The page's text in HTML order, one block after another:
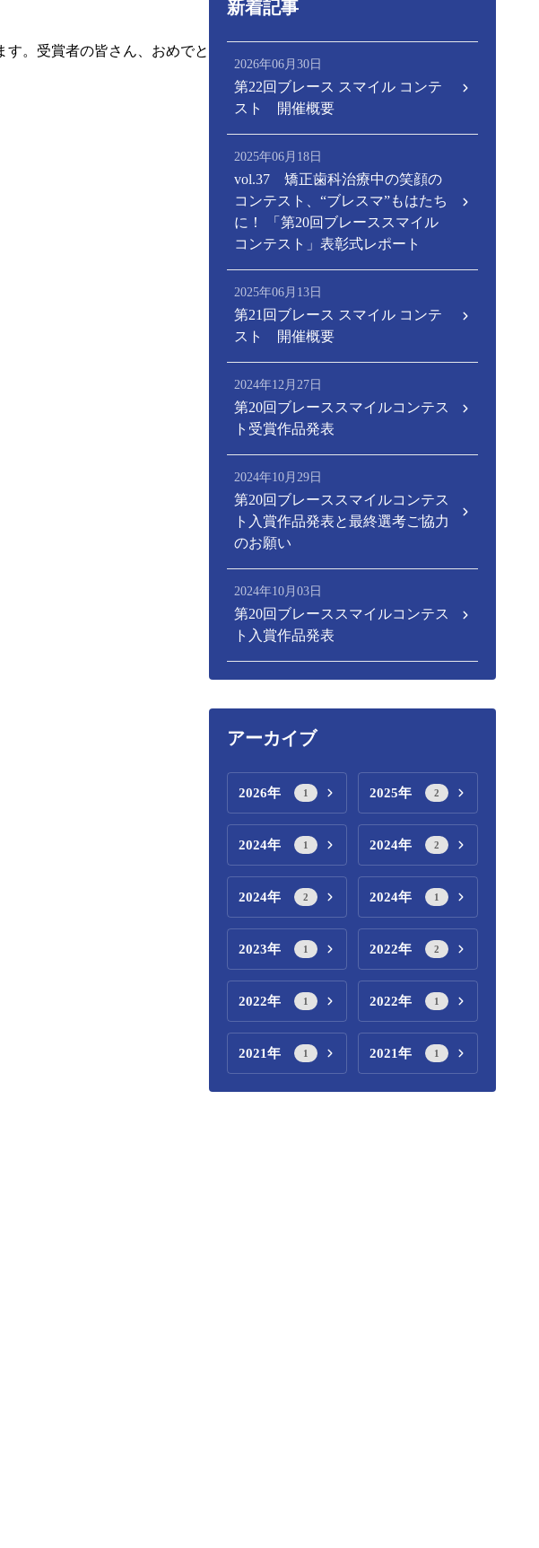
。受賞者の皆さん、おめでと
新着記事
2026年06月30日
第22回ブレース スマイル コンテ
スト 開催概要
2025年06月18日
vol.37 矯正歯科治療中の笑顔の
コンテスト、“ブレスマ”もはたち
に！ 「第20回ブレーススマイル
コンテスト」表彰式レポート
2025年06月13日
第21回ブレース スマイル コンテ
スト 開催概要
2024年12月27日
第20回ブレーススマイルコンテス
ト受賞作品発表
2024年10月29日
第20回ブレーススマイルコンテス
ト入賞作品発表と最終選考ご協力
のお願い
2024年10月03日
第20回ブレーススマイルコンテス
ト入賞作品発表
アーカイブ
2026年 1 2025年 2
2024年 1 2024年 2
2024年 2 2024年 1
2023年 1 2022年 2
2022年 1 2022年 1
2021年 1 2021年 1